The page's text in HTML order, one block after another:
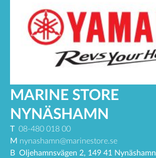
MARINE STORE
NYNÄSHAMN
T08-480 018 00
M nynashamn@marinestore.se
B Oljehamnsvägen 2, 149 41 Nynäshamn